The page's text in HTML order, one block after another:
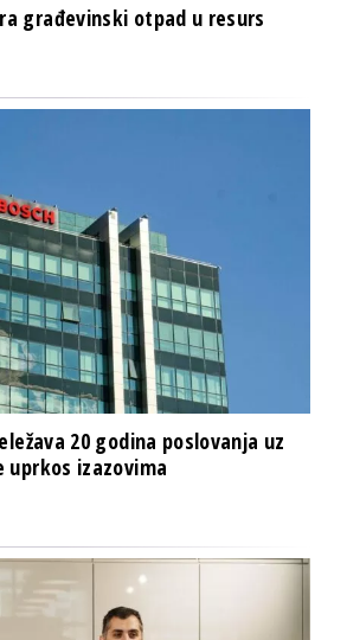
građevinski otpad u resurs
20 godina poslovanja uz
uprkos izazovima